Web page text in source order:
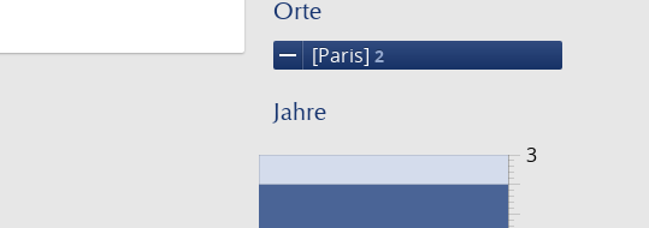
Orte
remove [Paris] 2
Jahre
3